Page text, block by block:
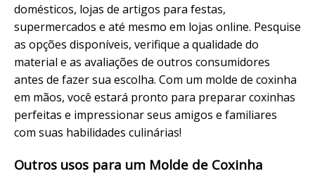
domésticos, lojas de artigos para festas,
supermercados e até mesmo em lojas online. Pesquise
as opções disponíveis, verifique a qualidade do
material e as avaliações de outros consumidores
antes de fazer sua escolha. Com um molde de coxinha
em mãos, você estará pronto para preparar coxinhas
perfeitas e impressionar seus amigos e familiares
com suas habilidades culinárias!
Outros usos para um Molde de Coxinha